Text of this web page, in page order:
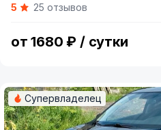
of5
25 отзывов
от 1680 ₽ / сутки
Супервладелец